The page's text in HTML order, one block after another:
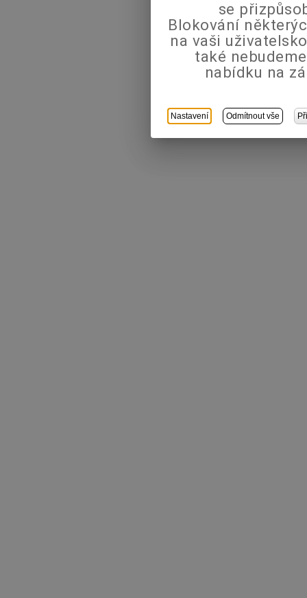
se
Blokování
na vaši
také
nabídku na
Nastavení Odmítnout vše